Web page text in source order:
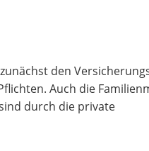
den
Auch die
durch die private